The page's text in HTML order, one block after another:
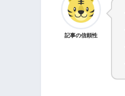
記事の信頼性